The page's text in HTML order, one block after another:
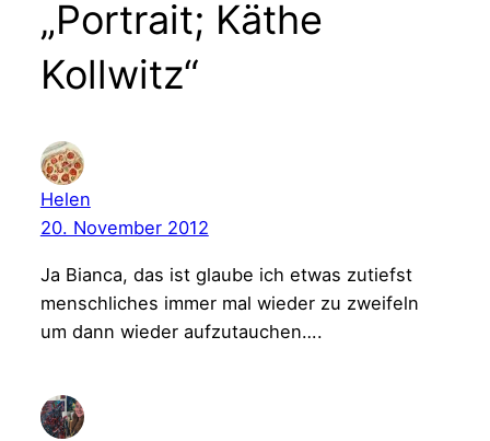
„Portrait; Käthe
Kollwitz“
Helen
20. November 2012
Ja Bianca, das ist glaube ich etwas zutiefst
menschliches immer mal wieder zu zweifeln
um dann wieder aufzutauchen….